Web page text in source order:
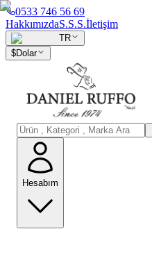
0533 746 56 69
HakkımızdaS.S.S.İletişim
TR
$Dolar
Hesabım